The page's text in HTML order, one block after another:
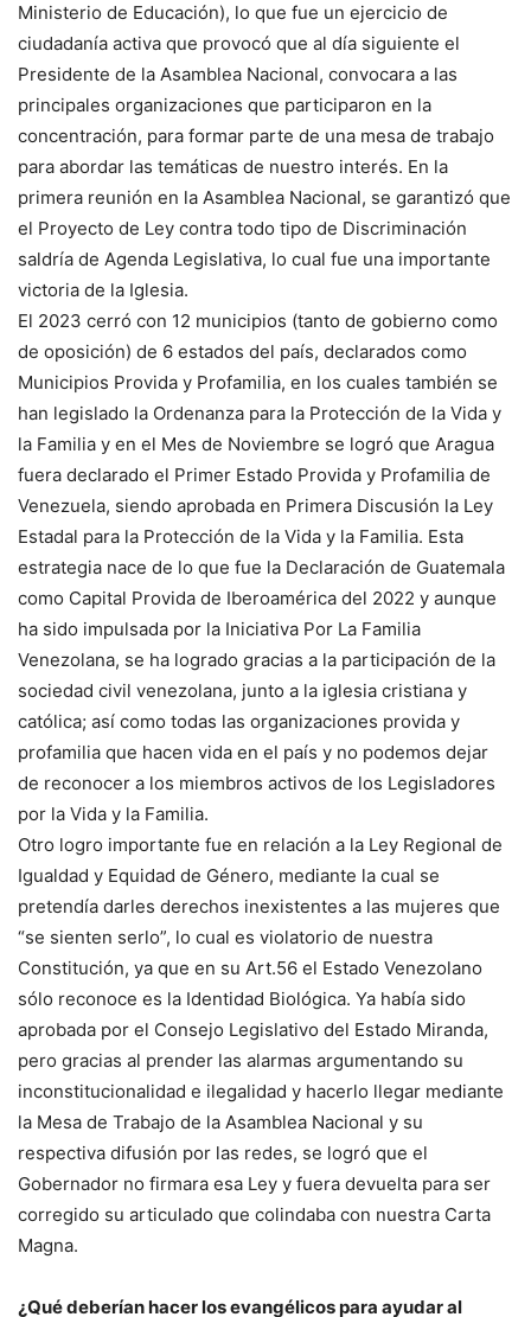
Ministerio de Educación), lo que fue un ejercicio de
ciudadanía activa que provocó que al día siguiente el
Presidente de la Asamblea Nacional, convocara a las
principales organizaciones que participaron en la
concentración, para formar parte de una mesa de trabajo
para abordar las temáticas de nuestro interés. En la
primera reunión en la Asamblea Nacional, se garantizó que
el Proyecto de Ley contra todo tipo de Discriminación
saldría de Agenda Legislativa, lo cual fue una importante
victoria de la Iglesia.
El 2023 cerró con 12 municipios (tanto de gobierno como
de oposición) de 6 estados del país, declarados como
Municipios Provida y Profamilia, en los cuales también se
han legislado la Ordenanza para la Protección de la Vida y
la Familia y en el Mes de Noviembre se logró que Aragua
fuera declarado el Primer Estado Provida y Profamilia de
Venezuela, siendo aprobada en Primera Discusión la Ley
Estadal para la Protección de la Vida y la Familia. Esta
estrategia nace de lo que fue la Declaración de Guatemala
como Capital Provida de Iberoamérica del 2022 y aunque
ha sido impulsada por la Iniciativa Por La Familia
Venezolana, se ha logrado gracias a la participación de la
sociedad civil venezolana, junto a la iglesia cristiana y
católica; así como todas las organizaciones provida y
profamilia que hacen vida en el país y no podemos dejar
de reconocer a los miembros activos de los Legisladores
por la Vida y la Familia.
Otro logro importante fue en relación a la Ley Regional de
Igualdad y Equidad de Género, mediante la cual se
pretendía darles derechos inexistentes a las mujeres que
“se sienten serlo”, lo cual es violatorio de nuestra
Constitución, ya que en su Art.56 el Estado Venezolano
sólo reconoce es la Identidad Biológica. Ya había sido
aprobada por el Consejo Legislativo del Estado Miranda,
pero gracias al prender las alarmas argumentando su
inconstitucionalidad e ilegalidad y hacerlo llegar mediante
la Mesa de Trabajo de la Asamblea Nacional y su
respectiva difusión por las redes, se logró que el
Gobernador no firmara esa Ley y fuera devuelta para ser
corregido su articulado que colindaba con nuestra Carta
Magna.
¿Qué deberían hacer los evangélicos para ayudar al